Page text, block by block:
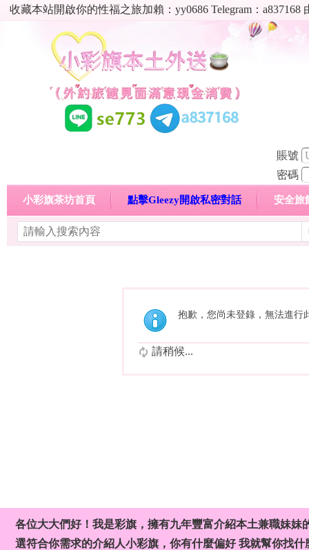
收藏本站開啟你的性福之旅加賴：yy0686 Telegram：
賬號
密碼
小彩旗茶坊首頁 點擊Gleezy開啟私密對話 安全旅
抱歉，您尚未登錄，無法進行
請稍候...
各位大大們好！我是彩旗，擁有九年豐富介紹本土兼職妹
選符合你需求的介紹人小彩旗，你有什麼偏好 我就幫你找